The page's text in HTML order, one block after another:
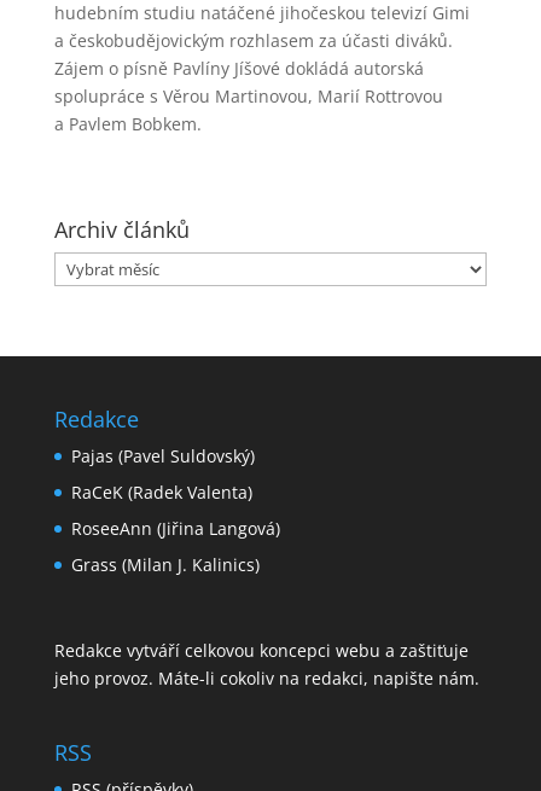
hudebním studiu natáčené jihočeskou televizí Gimi
a českobudějovickým rozhlasem za účasti diváků.
Zájem o písně Pavlíny Jíšové dokládá autorská
spolupráce s Věrou Martinovou, Marií Rottrovou
a Pavlem Bobkem.
Archiv článků
Archiv
článků
Redakce
Pajas (Pavel Suldovský)
RaCeK (Radek Valenta)
RoseeAnn (Jiřina Langová)
Grass (Milan J. Kalinics)
Redakce vytváří celkovou koncepci webu a zaštiťuje
jeho provoz. Máte-li cokoliv na redakci, napište nám.
RSS